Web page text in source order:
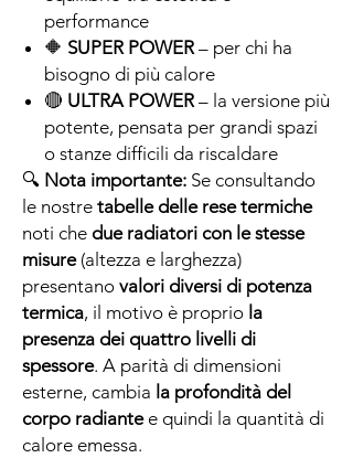
performance
🔶 SUPER POWER – per chi ha
bisogno di più calore
🔴 ULTRA POWER – la versione più
potente, pensata per grandi spazi
o stanze difficili da riscaldare
🔍 Nota importante: Se consultando
le nostre tabelle delle rese termiche
noti che due radiatori con le stesse
misure(altezza e larghezza)
presentano valori diversi di potenza
termica, il motivo è proprio la
presenza dei quattro livelli di
spessore. A parità di dimensioni
esterne, cambia la profondità del
corpo radiantee quindi la quantità di
calore emessa.